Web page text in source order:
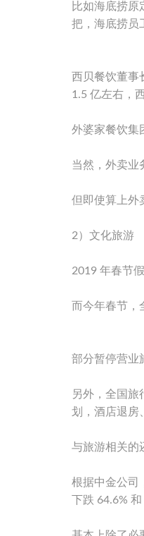
比如海底捞原
把，海底捞员
西贝餐饮董事
1.5 亿左右，
外婆家餐饮集
当然，外卖业
但即使算上外
2）文化旅游
2019 年春节
而今年春节，
部分暂停营业
另外，全国旅
划，酒店退房
与旅游相关的
根据中金公司
下跌 64.6% 和